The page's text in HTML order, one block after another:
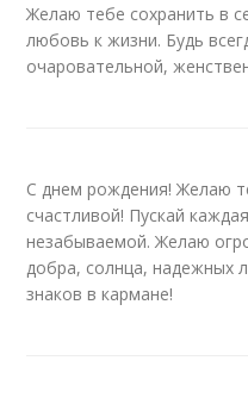
Желаю тебе сохранить в
любовь к жизни. Будь
очаровательной,
С днем рождения! Желаю
счастливой! Пускай
незабываемой. Желаю
добра, солнца, надежных
знаков в кармане!